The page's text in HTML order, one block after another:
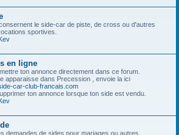
le side-car de piste, de cross ou d'autres
sportives.
en ligne
ton annonce directement dans ce forum.
apparaisse dans Precession , envoie la ici
car-club-francais.com
ton annonce lorsque ton side est vendu.
demandes de sides pour mariages ou autres